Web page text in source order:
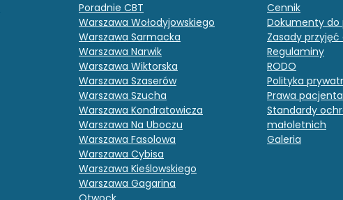
Poradnie CBT
Warszawa Wołodyjowskiego
Warszawa Sarmacka
Warszawa Narwik
Warszawa Wiktorska
Warszawa Szaserów
Warszawa Szucha
Warszawa Kondratowicza
Warszawa Na Uboczu
Warszawa Fasolowa
Warszawa Cybisa
Warszawa Kieślowskiego
Warszawa Gagarina
Cennik
Dokumenty do
Zasady
Regulaminy
RODO
Polityka
Prawa pacjenta
Standardy
małoletnich
Galeria